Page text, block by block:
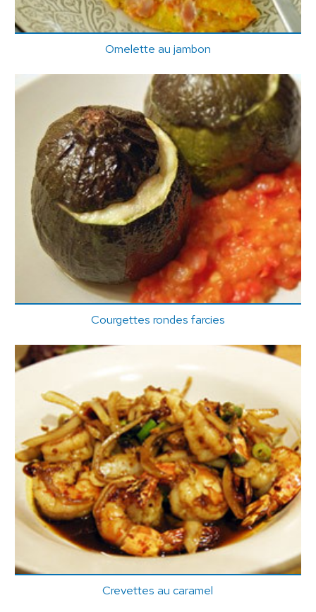
Omelette au jambon
Courgettes rondes farcies
Crevettes au caramel